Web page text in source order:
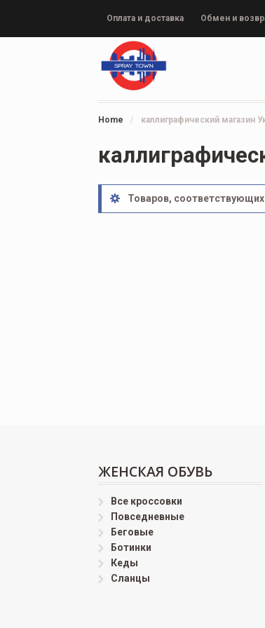
Оплата и доставка Обмен и
Home / каллиграфический магазин
Товаров,
ЖЕНСКАЯ ОБУВЬ
Все кроссовки
Повседневные
Беговые
Ботинки
Кеды
Сланцы